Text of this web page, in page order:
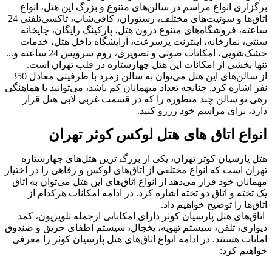
برگزاری انواع مراسم‌ در سالن‌های متنوع و بزرگ این هتل، انواع
اتاق‌ها و سوئیت‌های مختلف، رستوران، کافی‌شاپ، تاکسی‌تلفنی 24
ساعته، فروشگاه‌های متنوع درون هتل، پارکینگ رایگان، چایخانه
سنتی، نمازخانه، اینترنت پرسرعت، آرایشگاه داخل هتل، خدمات
خشک‌شویی، امکانات صوتی و تصویری، روم سرویس 24 ساعته و...
تنها بخشی از امکانات این هتل چهارستاره در قلب تهران است.
از سالن‌های این هتل می‌توان به سالن زمرد با ظرفیتی معادل 350
نفر اشاره کرد. چنانچه تعداد میهمانان کم باشد، می‌توانید با هماهنگی
رهی نو سالن چند منظوره را که در قسمت غربی لابی هتل قرار
دارد، برای مراسم خود رزرو کنید.
انواع اتاق‌ های هتل لوکس کوثر تهران
هتل پارسیان کوثر تهران، یکی از بزرگ ‌ترین هتل‌های چهارستاره
تهران است که انواع مختلفی از اتاق‌های لوکس و رفاهی را در اختیار
مهمانان خود قرار می‌دهد از انواع اتاق‌های این هتل می‌توان به اتاق
یک تخته و اتاق دو تخته اشاره کرد. در ادامه امکانات هرکدام از
اتاق‌ها را توضیح خواهیم داد.
اتاق‌های هتل پارسیان کوثر دارای امکاناتی ازجمله تلویزیون، کمد
دیواری، تلفن، سیستم تهویه، یخچال، سیستم اطفای حریق و صندوق
امانات هستند. در ادامه انواع اتاق‌های هتل پارسیان کوثر را معرفی
خواهیم کرد: